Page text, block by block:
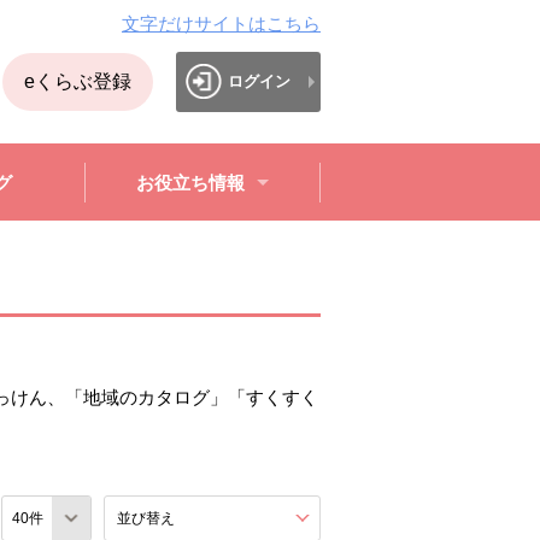
文字だけサイトはこちら
eくらぶ登録 ログイン
お役立ち情報
ん、「地域のカタログ」「すくすく
並び替え